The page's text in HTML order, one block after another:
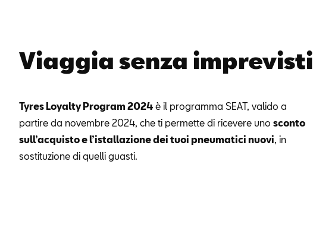
Viaggia senza imprevisti
Tyres Loyalty Program 2024 è il programma SEAT, valido a
partire da novembre 2024, che ti permette di ricevere uno sconto
sull’acquisto e l’istallazione dei tuoi pneumatici nuovi, in
sostituzione di quelli guasti.